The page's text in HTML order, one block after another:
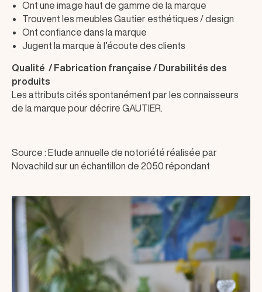
Ont une image haut de gamme de la marque
Trouvent les meubles Gautier esthétiques / design
Ont confiance dans la marque
Jugent la marque à l’écoute des clients
Qualité / Fabrication française / Durabilités des
produits
Les attributs cités spontanément par les connaisseurs
de la marque pour décrire GAUTIER.
Source : Etude annuelle de notoriété réalisée par
Novachild sur un échantillon de 2050 répondant